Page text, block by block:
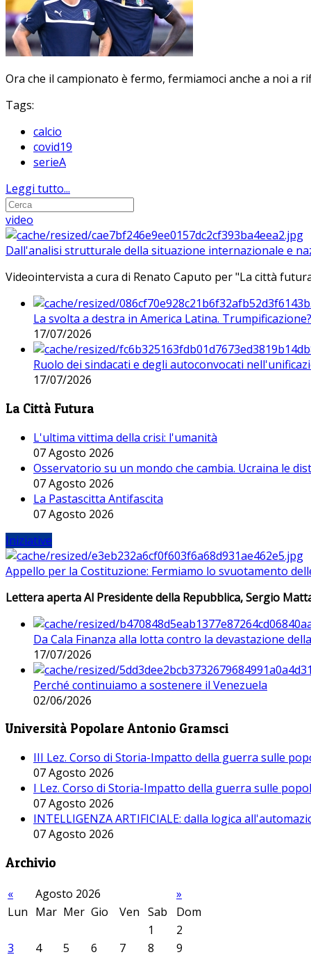
Ora che il campionato è fermo, fermiamoci anche a noi a
Tags:
calcio
covid19
serieA
Leggi tutto...
video
Dall'analisi strutturale della situazione internazionale e
Videointervista a cura di Renato Caputo per "La città
La svolta a destra in America Latina. Trumpificazione?
17/07/2026
Ruolo dei sindacati e degli autoconvocati
17/07/2026
La Città Futura
L'ultima vittima della crisi: l'umanità
07 Agosto 2026
Osservatorio su un mondo che cambia. Ucraina le
07 Agosto 2026
La Pastascitta Antifascita
07 Agosto 2026
Iniziative
Appello per la Costituzione: Fermiamo lo svuotamento
Lettera aperta Al Presidente della Repubblica, Sergio
Da Cala Finanza alla lotta contro la devastazione
17/07/2026
Perché continuiamo a sostenere il Venezuela
02/06/2026
Università Popolare Antonio Gramsci
III Lez. Corso di Storia-Impatto della guerra sulle
07 Agosto 2026
I Lez. Corso di Storia-Impatto della guerra sulle
07 Agosto 2026
INTELLIGENZA ARTIFICIALE: dalla logica
07 Agosto 2026
Archivio
« Agosto 2026
»
Lun Mar Mer Gio Ven Sab
Dom
1
2
3
4 5 6 7 8
9